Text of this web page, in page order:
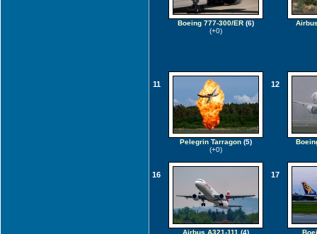
Boeing 777-300/ER (6)
(+0)
11
Pelegrin Tarragon (5)
(+0)
12
16
Airbus A321-111 (4)
17